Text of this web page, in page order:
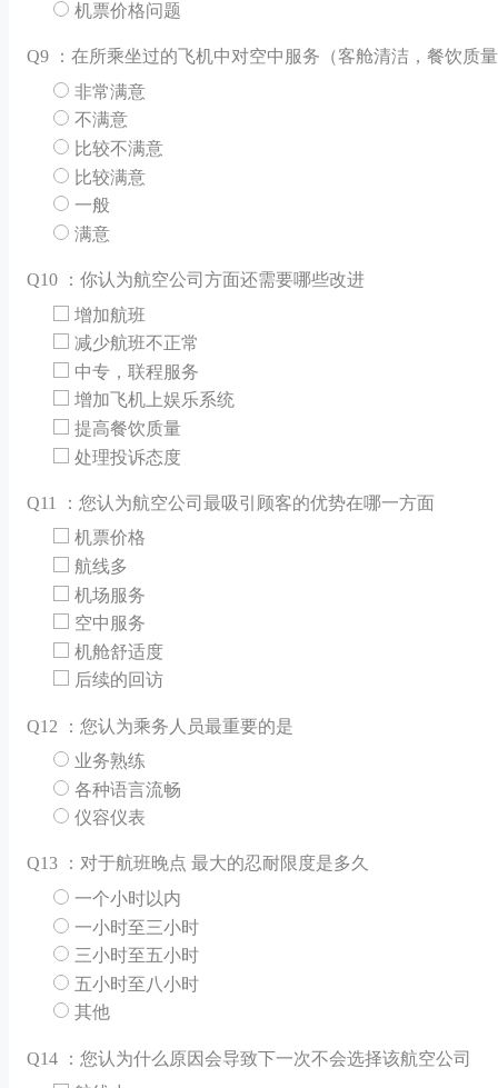
机票价格问题
Q9 ：在所乘坐过的飞机中对空中服务（客舱清洁，餐饮质
非常满意
不满意
比较不满意
比较满意
一般
满意
Q10 ：你认为航空公司方面还需要哪些改进
增加航班
减少航班不正常
中专，联程服务
增加飞机上娱乐系统
提高餐饮质量
处理投诉态度
Q11 ：您认为航空公司最吸引顾客的优势在哪一方面
机票价格
航线多
机场服务
空中服务
机舱舒适度
后续的回访
Q12 ：您认为乘务人员最重要的是
业务熟练
各种语言流畅
仪容仪表
Q13 ：对于航班晚点 最大的忍耐限度是多久
一个小时以内
一小时至三小时
三小时至五小时
五小时至八小时
其他
Q14 ：您认为什么原因会导致下一次不会选择该航空公司